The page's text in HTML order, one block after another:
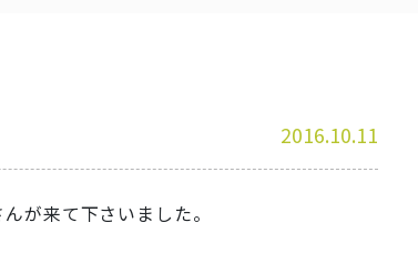
2016.10.11
が来て下さいました。